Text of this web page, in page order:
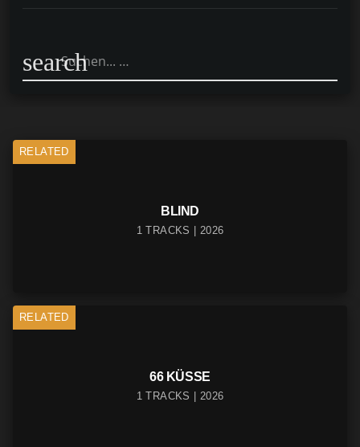
search
RELATED
BLIND
1 TRACKS | 2026
RELATED
66 KÜSSE
1 TRACKS | 2026